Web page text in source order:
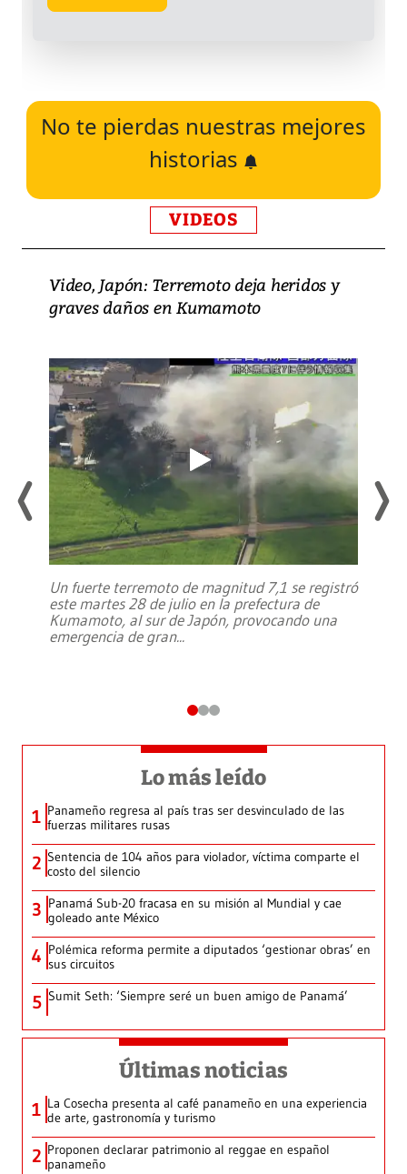
No te pierdas nuestras mejores
historias
VIDEOS
Video, Japón: Terremoto deja heridos y
graves daños en Kumamoto
Un fuerte terremoto de magnitud 7,1 se registró
este martes 28 de julio en la prefectura de
Kumamoto, al sur de Japón, provocando una
emergencia de gran...
Lo más leído
1 Panameño regresa al país tras ser desvinculado de las
fuerzas militares rusas
2 Sentencia de 104 años para violador, víctima comparte el
costo del silencio
3 Panamá Sub-20 fracasa en su misión al Mundial y cae
goleado ante México
4 Polémica reforma permite a diputados ‘gestionar obras’ en
sus circuitos
5 Sumit Seth: ‘Siempre seré un buen amigo de Panamá’
Últimas noticias
1 La Cosecha presenta al café panameño en una experiencia
de arte, gastronomía y turismo
2 Proponen declarar patrimonio al reggae en español
panameño